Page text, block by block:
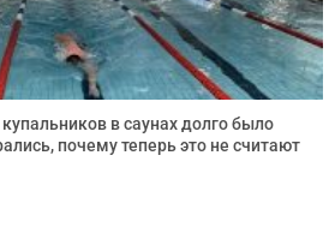
в саунах долго было
почему теперь это не считают